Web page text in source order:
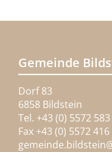
Gemeinde
Dorf 83
6858 Bildstein
Tel. +43 (0) 5572
Fax +43 (0) 5572